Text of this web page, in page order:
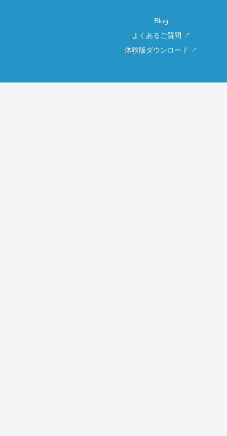
Blog
よくあるご質問 ↗
体験版ダウンロード ↗